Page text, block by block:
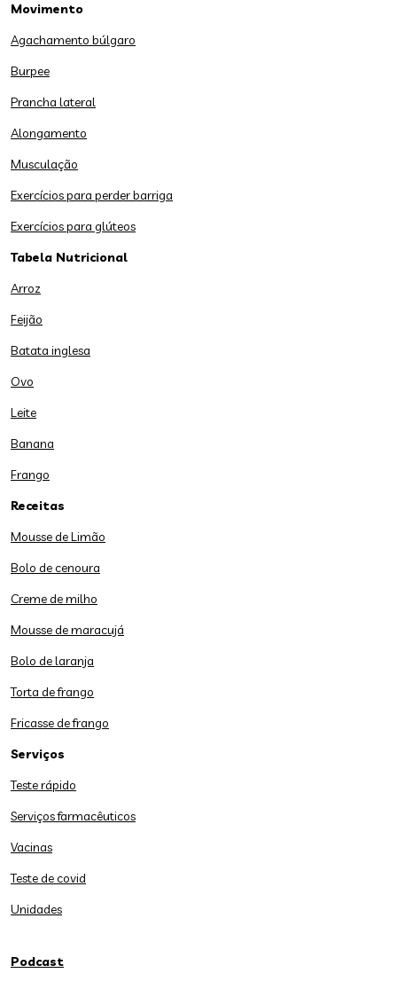
Movimento
Agachamento búlgaro
Burpee
Prancha lateral
Alongamento
Musculação
Exercícios para perder barriga
Exercícios para glúteos
Tabela Nutricional
Arroz
Feijão
Batata inglesa
Ovo
Leite
Banana
Frango
Receitas
Mousse de Limão
Bolo de cenoura
Creme de milho
Mousse de maracujá
Bolo de laranja
Torta de frango
Fricasse de frango
Serviços
Teste rápido
Serviços farmacêuticos
Vacinas
Teste de covid
Unidades
Podcast